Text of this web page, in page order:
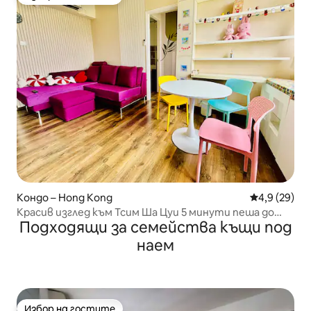
Кондо – Hong Kong Средна
4,9 (29)
Красив изглед към Тсим Ша Цуи 5 минути пеша до
метростанцията 10 минути до гарата
Подходящи за семейства къщи под
наем